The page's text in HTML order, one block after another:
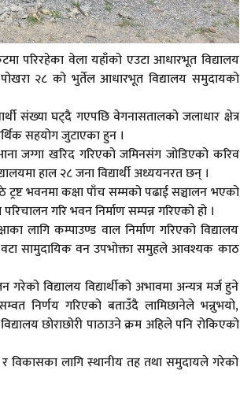
परिरहेका वेला यहाँको एउटा आधारभूत विद्यालय
२८ को भुर्तेल आधारभूत विद्यालय समुदायको
संख्या घट्दै गएपछि वेगनासतालको जलाधार क्षेत्र
सहयोग जुटाएका हुन ।
जग्गा खरिद गरिएको जमिनसंग जोडिएको करिव
हाल २८ जना विद्यार्थी अध्ययनरत छन् ।
भवनमा कक्षा पाँच सम्मको पढाई सञ्चालन भएको
गरि भवन निर्माण सम्पन्न गरिएको हो ।
लागि कम्पाउण्ड वाल निर्माण गरिएको विद्यालय
वटा सामुदायिक वन उपभोक्ता समुहले आवश्यक काठ
विद्यालय विद्यार्थीको अभावमा अन्यत्र मर्ज हुने
निर्णय गरिएको बताउँदै लामिछानेले भन्नुभयो,
छोराछोरी पाठाउने क्रम अहिले पनि रोकिएको
विकासका लागि स्थानीय तह तथा समुदायले गरेको